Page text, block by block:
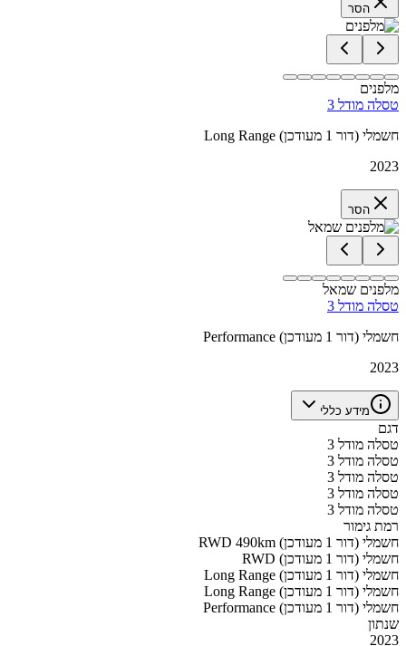
הסר
מלפנים
טסלה מודל 3
Long Range חשמלי (דור 1 מעודכן)
2023
הסר
מלפנים שמאל
טסלה מודל 3
Performance חשמלי (דור 1 מעודכן)
2023
מידע כללי
דגם
טסלה מודל 3
טסלה מודל 3
טסלה מודל 3
טסלה מודל 3
טסלה מודל 3
רמת גימור
RWD 490km חשמלי (דור 1 מעודכן)
RWD חשמלי (דור 1 מעודכן)
Long Range חשמלי (דור 1 מעודכן)
Long Range חשמלי (דור 1 מעודכן)
Performance חשמלי (דור 1 מעודכן)
שנתון
2023